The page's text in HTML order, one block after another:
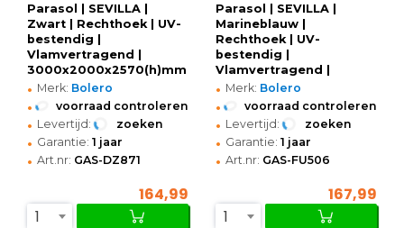
Parasol | SEVILLA |
Zwart | Rechthoek | UV-
bestendig |
Vlamvertragend |
3000x2000x2570(h)mm
• Merk: Bolero
• voorraad controleren
• Levertijd: zoeken
• Garantie: 1 jaar
• Art.nr: GAS-DZ871
164,99
1
Parasol | SEVILLA |
Marineblauw |
Rechthoek | UV-
bestendig |
Vlamvertragend |
3000x2000x2570(h)mm
• Merk: Bolero
• voorraad controleren
• Levertijd: zoeken
• Garantie: 1 jaar
• Art.nr: GAS-FU506
167,99
1